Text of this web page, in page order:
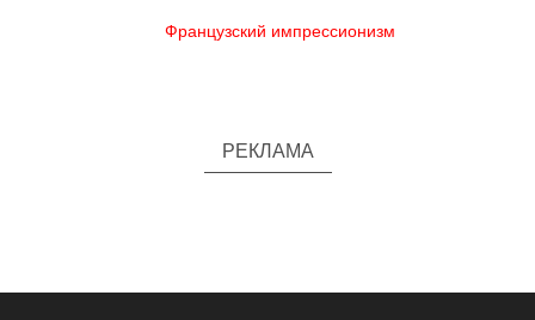
Французский импрессионизм
РЕКЛАМА